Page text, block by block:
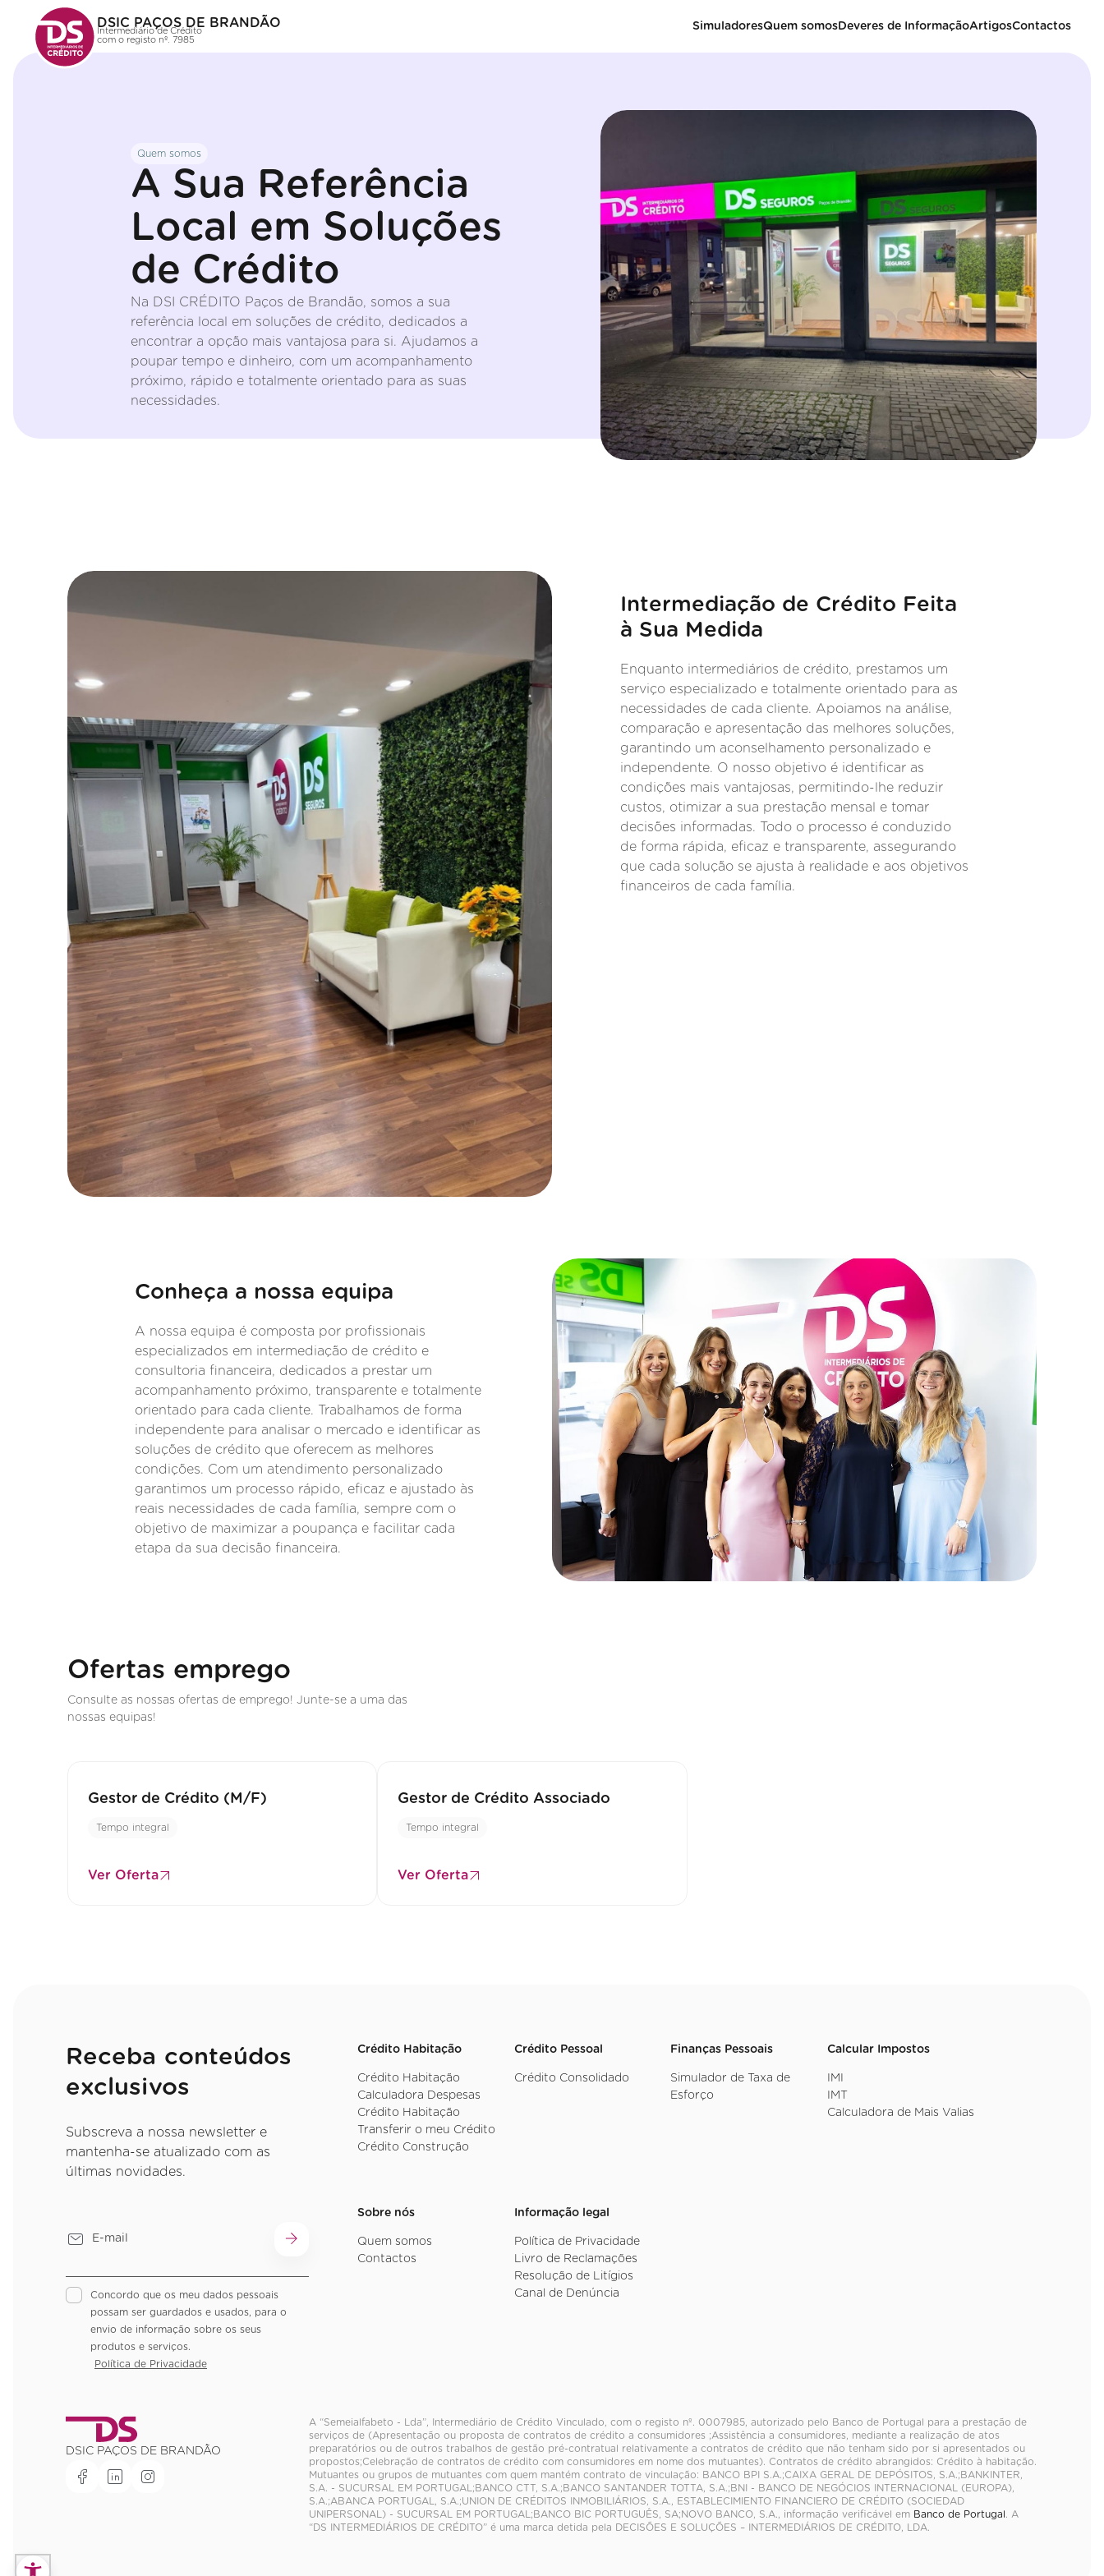
DSIC PAÇOS DE BRANDÃO
Intermediário de Crédito
com o registo nº. 7985
SimuladoresQuem somosDeveres de InformaçãoArtigosContactos
Quem somos
A Sua Referência
Local em Soluções
de Crédito
Na DSI CRÉDITO Paços de Brandão, somos a sua
referência local em soluções de crédito, dedicados a
encontrar a opção mais vantajosa para si. Ajudamos a
poupar tempo e dinheiro, com um acompanhamento
próximo, rápido e totalmente orientado para as suas
necessidades.
Intermediação de Crédito Feita
à Sua Medida
Enquanto intermediários de crédito, prestamos um
serviço especializado e totalmente orientado para as
necessidades de cada cliente. Apoiamos na análise,
comparação e apresentação das melhores soluções,
garantindo um aconselhamento personalizado e
independente. O nosso objetivo é identificar as
condições mais vantajosas, permitindo-lhe reduzir
custos, otimizar a sua prestação mensal e tomar
decisões informadas. Todo o processo é conduzido
de forma rápida, eficaz e transparente, assegurando
que cada solução se ajusta à realidade e aos objetivos
financeiros de cada família.
Conheça a nossa equipa
A nossa equipa é composta por profissionais
especializados em intermediação de crédito e
consultoria financeira, dedicados a prestar um
acompanhamento próximo, transparente e totalmente
orientado para cada cliente. Trabalhamos de forma
independente para analisar o mercado e identificar as
soluções de crédito que oferecem as melhores
condições. Com um atendimento personalizado
garantimos um processo rápido, eficaz e ajustado às
reais necessidades de cada família, sempre com o
objetivo de maximizar a poupança e facilitar cada
etapa da sua decisão financeira.
Ofertas emprego
Consulte as nossas ofertas de emprego! Junte-se a uma das
nossas equipas!
Gestor de Crédito (M/F)
Tempo integral
Ver Oferta
Gestor de Crédito Associado
Tempo integral
Ver Oferta
Receba conteúdos
exclusivos
Subscreva a nossa newsletter e
mantenha-se atualizado com as
últimas novidades.
Concordo que os meu dados pessoais
possam ser guardados e usados, para o
envio de informação sobre os seus
produtos e serviços.
Política de Privacidade
Crédito Habitação
Crédito Habitação
Calculadora Despesas
Crédito Habitação
Transferir o meu Crédito
Crédito Construção
Crédito Pessoal
Crédito Consolidado
Finanças Pessoais
Simulador de Taxa de
Esforço
Calcular Impostos
IMI
IMT
Calculadora de Mais Valias
Sobre nós
Quem somos
Contactos
Informação legal
Política de Privacidade
Livro de Reclamações
Resolução de Litígios
Canal de Denúncia
DSIC PAÇOS DE BRANDÃO
A “Semeialfabeto - Lda”, Intermediário de Crédito Vinculado, com o registo nº. 0007985, autorizado pelo Banco de Portugal para a prestação de
serviços de (Apresentação ou proposta de contratos de crédito a consumidores ;Assistência a consumidores, mediante a realização de atos
preparatórios ou de outros trabalhos de gestão pré-contratual relativamente a contratos de crédito que não tenham sido por si apresentados ou
propostos;Celebração de contratos de crédito com consumidores em nome dos mutuantes). Contratos de crédito abrangidos: Crédito à habitação.
Mutuantes ou grupos de mutuantes com quem mantém contrato de vinculação: BANCO BPI S.A.;CAIXA GERAL DE DEPÓSITOS, S.A.;BANKINTER,
S.A. - SUCURSAL EM PORTUGAL;BANCO CTT, S.A.;BANCO SANTANDER TOTTA, S.A.;BNI - BANCO DE NEGÓCIOS INTERNACIONAL (EUROPA),
S.A.;ABANCA PORTUGAL, S.A.;UNION DE CRÉDITOS INMOBILIÁRIOS, S.A., ESTABLECIMIENTO FINANCIERO DE CRÉDITO (SOCIEDAD
UNIPERSONAL) - SUCURSAL EM PORTUGAL;BANCO BIC PORTUGUÊS, SA;NOVO BANCO, S.A., informação verificável em Banco de Portugal. A
“DS INTERMEDIÁRIOS DE CRÉDITO” é uma marca detida pela DECISÕES E SOLUÇÕES – INTERMEDIÁRIOS DE CRÉDITO, LDA.